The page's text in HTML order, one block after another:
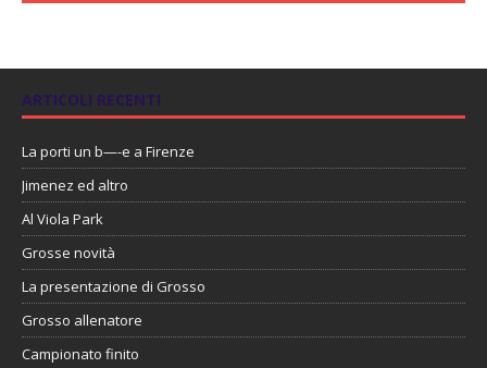
ARTICOLI RECENTI
La porti un b—-e a Firenze
Jimenez ed altro
Al Viola Park
Grosse novità
La presentazione di Grosso
Grosso allenatore
Campionato finito